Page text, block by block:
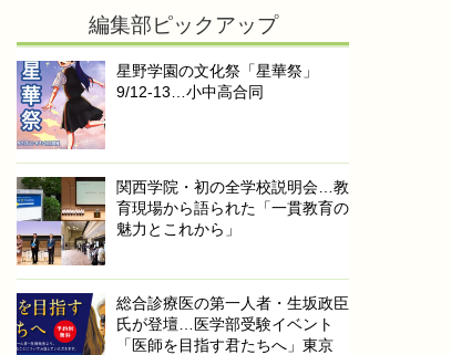
編集部ピックアップ
星野学園の文化祭「星華祭」
9/12-13…小中高合同
関西学院・初の全学校説明会…教
育現場から語られた「一貫教育の
魅力とこれから」
総合診療医の第一人者・生坂政臣
氏が登壇…医学部受験イベント
「医師を目指す君たちへ」東京